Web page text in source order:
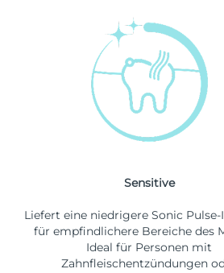
Sensitive
Liefert eine niedrigere Sonic
für empfindlichere Bereiche des
Ideal für Personen mit
Zahnfleischentzündungen